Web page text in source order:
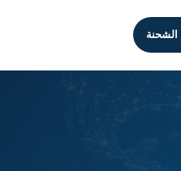
الشحنة